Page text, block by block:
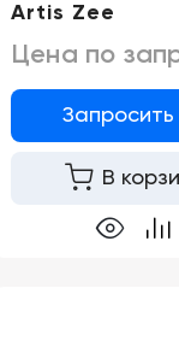
Artis Zee
Цена по
Запросить
В